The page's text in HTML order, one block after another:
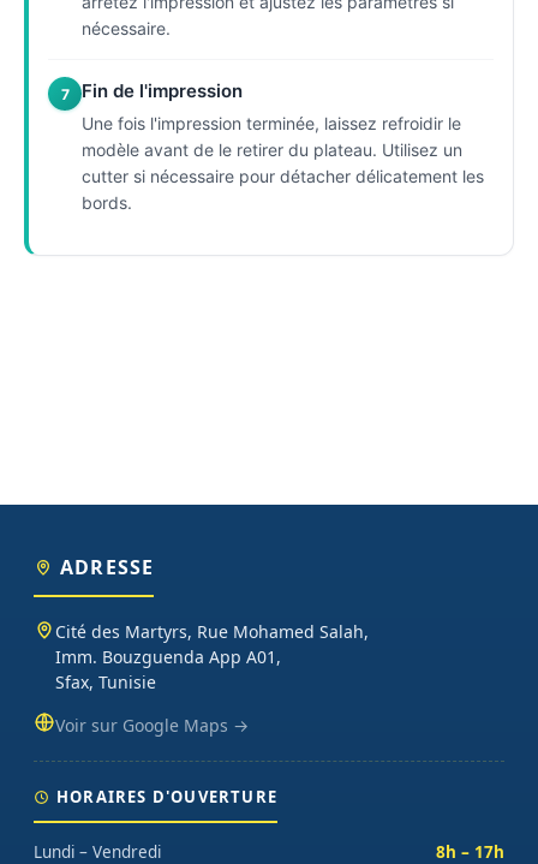
nécessaire.
7 Fin de l'impression
Une fois l'impression terminée, laissez refroidir le
modèle avant de le retirer du plateau. Utilisez un
cutter si nécessaire pour détacher délicatement les
bords.
ADRESSE
Cité des Martyrs, Rue Mohamed Salah,
Imm. Bouzguenda App A01,
Sfax, Tunisie
Voir sur Google Maps →
HORAIRES D'OUVERTURE
Lundi – Vendredi
8h – 17h